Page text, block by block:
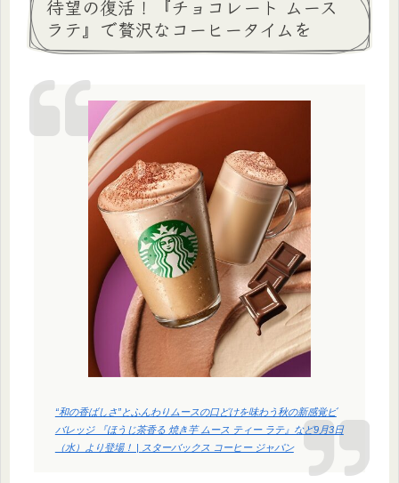
待望の復活！『チョコレート ムース
ラテ』で贅沢なコーヒータイムを
“和の香ばしさ”とふんわりムースの口どけを味わう秋の新感覚ビ
バレッジ 『ほうじ茶香る 焼き芋 ムース ティー ラテ』など9月3日
（水）より登場！ | スターバックス コーヒー ジャパン